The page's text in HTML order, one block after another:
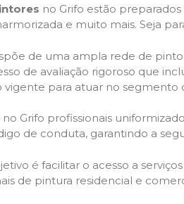
no Grifo estão
e muito mais. Seja
de uma ampla rede de
de avaliação rigoroso que
vigente para atuar no segmento
Grifo profissionais
de conduta, garantindo a
é facilitar o acesso a
de pintura residencial e